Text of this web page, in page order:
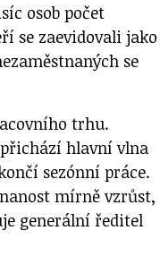
osob počet
se zaevidovali jako
se
trhu.
přichází hlavní vlna
sezónní práce.
mírně vzrůst,
generální ředitel